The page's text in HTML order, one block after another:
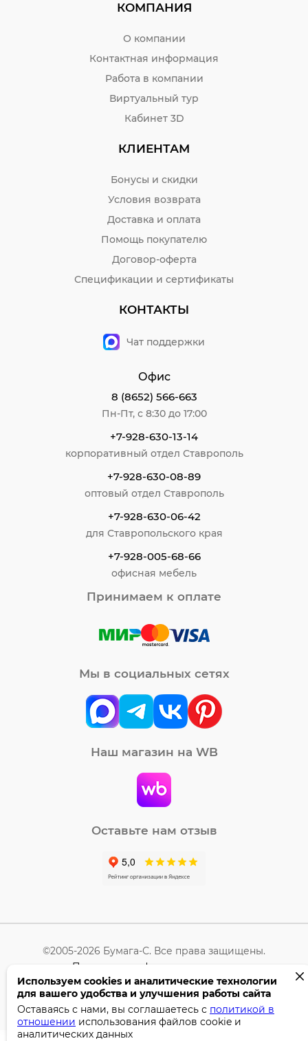
КОМПАНИЯ
О компании
Контактная информация
Работа в компании
Виртуальный тур
Кабинет 3D
КЛИЕНТАМ
Бонусы и скидки
Условия возврата
Доставка и оплата
Помощь покупателю
Договор-оферта
Спецификации и сертификаты
КОНТАКТЫ
Чат поддержки
Офис
8 (8652) 566-663
Пн-Пт, с 8:30 до 17:00
+7-928-630-13-14
корпоративный отдел Ставрополь
+7-928-630-08-89
оптовый отдел Ставрополь
+7-928-630-06-42
для Ставропольского края
+7-928-005-68-66
офисная мебель
Принимаем к оплате
Мы в социальных сетях
Наш магазин на WB
Оставьте нам отзыв
©2005-2026 Бумага-С. Все права защищены.
Политика конфиденциальности
Поддержка сайта — Профител
Используем cookies и аналитические технологии
для вашего удобства и улучшения работы сайта
Оставаясь с нами, вы соглашаетесь с политикой в
отношении использования файлов cookie и
аналитических данных